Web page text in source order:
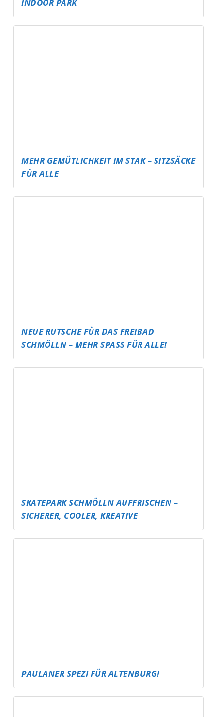
NEUE RUTSCHE FÜR DAS FREIBAD
SKATEPARK SCHMÖLLN AUFFRISCHEN –
PAULANER SPEZI FÜR ALTENBURG!
CARE CORNER
STICKER FÜR DIE DEMOKRATIE